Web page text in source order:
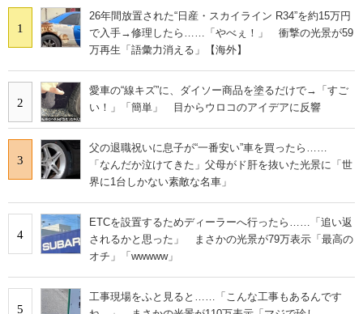
1
26年間放置された“日産・スカイライン R34”を約15万円
で入手→修理したら……「やべぇ！」 衝撃の光景が59
万再生「語彙力消える」【海外】
2
愛車の“線キズ”に、ダイソー商品を塗るだけで→「すご
い！」「簡単」 目からウロコのアイデアに反響
3
父の退職祝いに息子が“一番安い”車を買ったら……
「なんだか泣けてきた」父母がド肝を抜いた光景に「世
界に1台しかない素敵な名車」
4
ETCを設置するためディーラーへ行ったら……「追い返
されるかと思った」 まさかの光景が79万表示「最高の
オチ」「wwwww」
5
工事現場をふと見ると……「こんな工事もあるんです